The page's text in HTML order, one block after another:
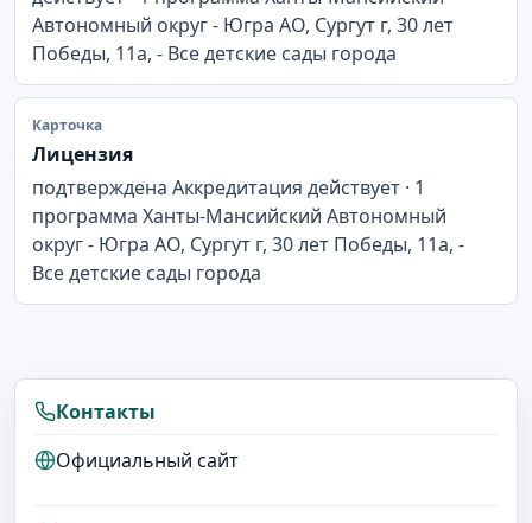
Автономный округ - Югра АО, Сургут г, 30 лет
Победы, 11а, - Все детские сады города
Карточка
Лицензия
подтверждена Аккредитация действует · 1
программа Ханты-Мансийский Автономный
округ - Югра АО, Сургут г, 30 лет Победы, 11а, -
Все детские сады города
Контакты
Официальный сайт